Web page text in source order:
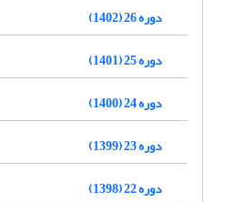
دوره 26 (1402)
دوره 25 (1401)
دوره 24 (1400)
دوره 23 (1399)
دوره 22 (1398)